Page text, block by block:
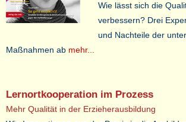
Wie lässt sich die
verbessern? Drei
und Nachteile der
Maßnahmen ab mehr...
Lernortkooperation im Prozess
Mehr Qualität in der Erzieherausbildung